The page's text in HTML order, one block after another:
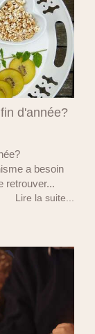
d'année?
a besoin
retrouver...
Lire la suite...